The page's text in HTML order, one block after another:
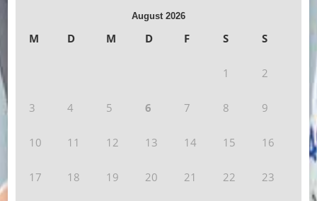
August 2026
M D M D F S S
1 2
3 4 5 6 7 8 9
10 11 12 13 14 15 16
17 18 19 20 21 22 23